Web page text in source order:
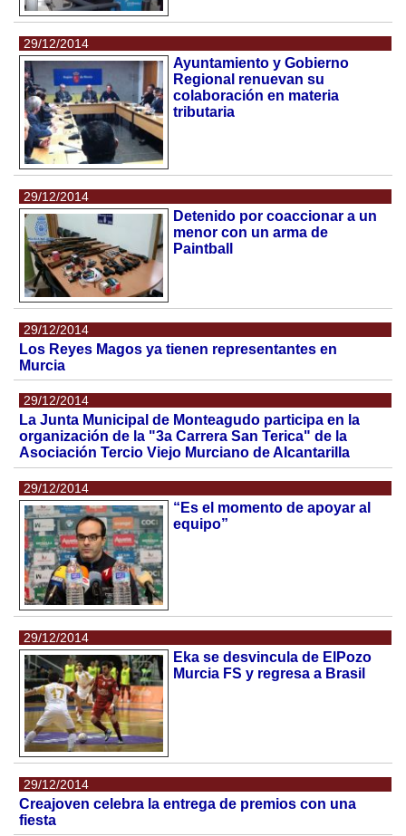
29/12/2014
Ayuntamiento y Gobierno
Regional renuevan su
colaboración en materia
tributaria
29/12/2014
Detenido por coaccionar a un
menor con un arma de
Paintball
29/12/2014
Los Reyes Magos ya tienen representantes en
Murcia
29/12/2014
La Junta Municipal de Monteagudo participa en la
organización de la "3a Carrera San Terica" de la
Asociación Tercio Viejo Murciano de Alcantarilla
29/12/2014
“Es el momento de apoyar al
equipo”
29/12/2014
Eka se desvincula de ElPozo
Murcia FS y regresa a Brasil
29/12/2014
Creajoven celebra la entrega de premios con una
fiesta